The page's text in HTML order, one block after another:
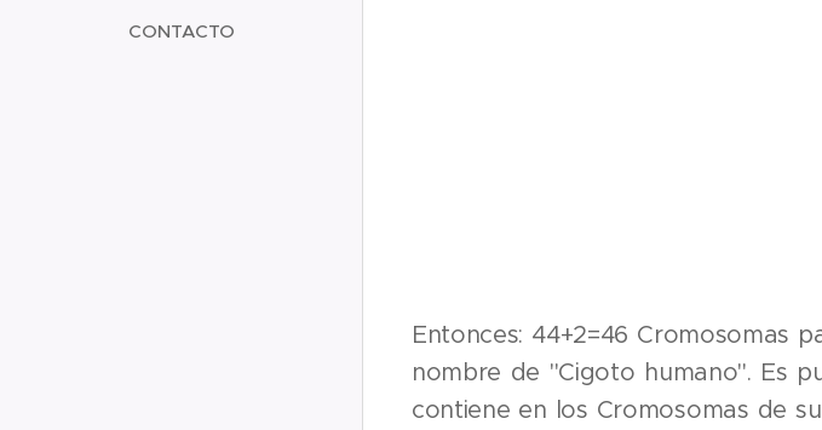
CONTACTO
Entonces: 44+2=46 Cromosomas
nombre de "Cigoto humano". Es
contiene en los Cromosomas de